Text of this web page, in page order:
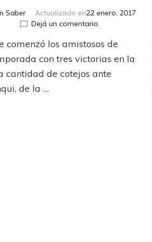
Saber Actualizado en22 enero, 2017
Dejá un comentario
victorioso
comenzó los amistosos de
con tres victorias en la
cantidad de cotejos ante
de la …